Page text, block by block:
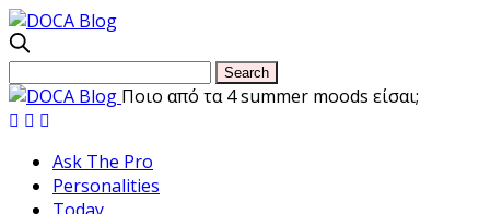
Ποιο από τα 4 summer moods είσαι;
Ask The Pro
Personalities